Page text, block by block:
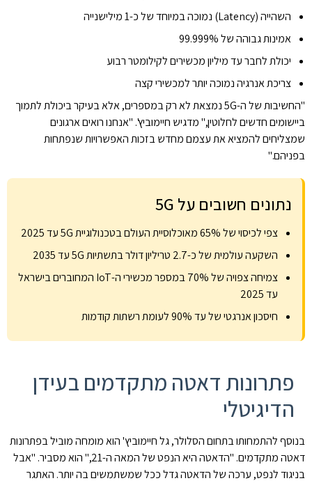
השהייה (Latency) נמוכה במיוחד של כ-1 מילישנייה
אמינות גבוהה של 99.999%
יכולת לחבר עד מיליון מכשירים לקילומטר רבוע
צריכת אנרגיה נמוכה יותר למכשירי קצה
"החשיבות של ה-5G נמצאת לא רק במספרים, אלא בעיקר ביכולת לתמוך
ביישומים חדשים לחלוטין," מדגיש חיימוביץ'. "אנחנו רואים ארגונים
שמצליחים להמציא את עצמם מחדש בזכות האפשרויות שנפתחות
בפניהם."
נתונים חשובים על 5G
צפי לכיסוי של 65% מאוכלוסיית העולם בטכנולוגיית 5G עד 2025
השקעה עולמית של כ-2.7 טריליון דולר בתשתיות 5G עד 2035
צמיחה צפויה של 70% במספר מכשירי ה-IoT המחוברים בישראל
עד 2025
חיסכון אנרגטי של עד 90% לעומת רשתות קודמות
פתרונות דאטה מתקדמים בעידן
הדיגיטלי
בנוסף להתמחותו בתחום הסלולר, גל חיימוביץ' הוא מומחה מוביל בפתרונות
דאטה מתקדמים. "הדאטה היא הנפט של המאה ה-21," הוא מסביר. "אבל
בניגוד לנפט, ערכה של הדאטה גדל ככל שמשתמשים בה יותר. האתגר